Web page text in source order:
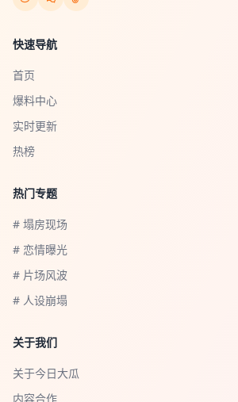
快速导航
首页
爆料中心
实时更新
热榜
热门专题
# 塌房现场
# 恋情曝光
# 片场风波
# 人设崩塌
关于我们
关于今日大瓜
内容合作